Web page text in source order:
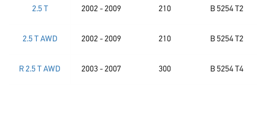
2.5 T 2002 - 2009 210 B 5254 T2
2.5 T AWD 2002 - 2009 210 B 5254 T2
R 2.5 T AWD 2003 - 2007 300 B 5254 T4